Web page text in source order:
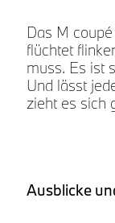
Das M
flüchtet
muss. Es ist
Und lässt
zieht es sich
Ausblicke